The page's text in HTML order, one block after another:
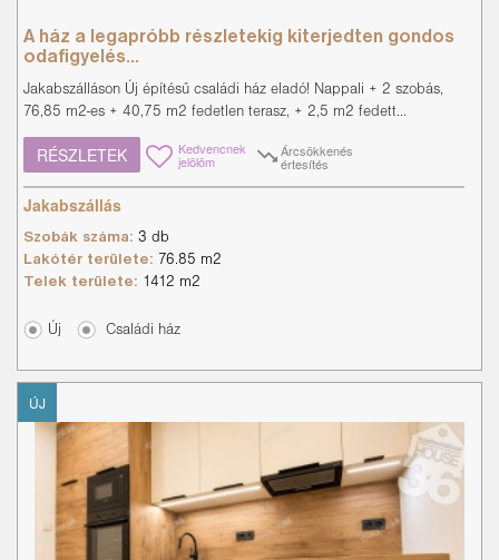
A ház a legapróbb részletekig kiterjedten gondos
odafigyelés...
Jakabszálláson Új építésű családi ház eladó! Nappali + 2 szobás,
76,85 m2-es + 40,75 m2 fedetlen terasz, + 2,5 m2 fedett...
RÉSZLETEK Kedvencnek
jelölöm
Árcsökkenés
értesítés
Jakabszállás
Szobák száma: 3 db
Lakótér területe:
76.85 m2
Telek területe: 1412 m2
Új Családi ház
ÚJ